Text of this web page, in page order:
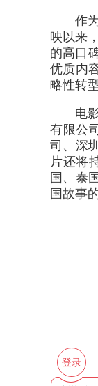
作
映以来
的高口
优质内
略性转
电
有限公
司、深
片还将
国、泰
国故事
登录